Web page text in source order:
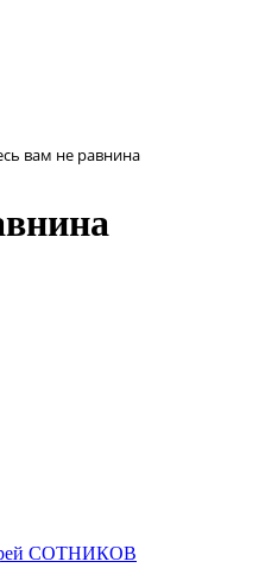
вам не равнина
СОТНИКОВ